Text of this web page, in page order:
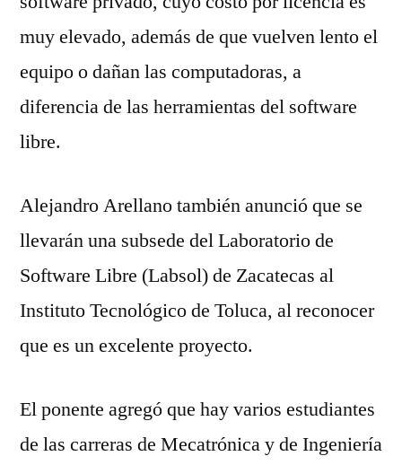
muy elevado, además de que vuelven lento el
equipo o dañan las computadoras, a
diferencia de las herramientas del software
libre.
Alejandro Arellano también anunció que se
llevarán una subsede del Laboratorio de
Software Libre (Labsol) de Zacatecas al
Instituto Tecnológico de Toluca, al reconocer
que es un excelente proyecto.
El ponente agregó que hay varios estudiantes
de las carreras de Mecatrónica y de Ingeniería